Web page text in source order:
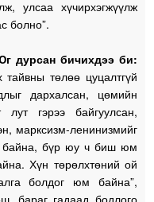
улсаа хүчирхэгжүүлж
болно”.
дурсан бичихдээ би:
төлөө цуцалтгүй
дархалсан, цөмийн
лут гэрээ байгуулсан,
марксизм-ленинизмийг
байна, бүр юу ч биш юм
Хүн төрөлхтөний ой
болдог юм байна”,
бараг гадаад бодлого